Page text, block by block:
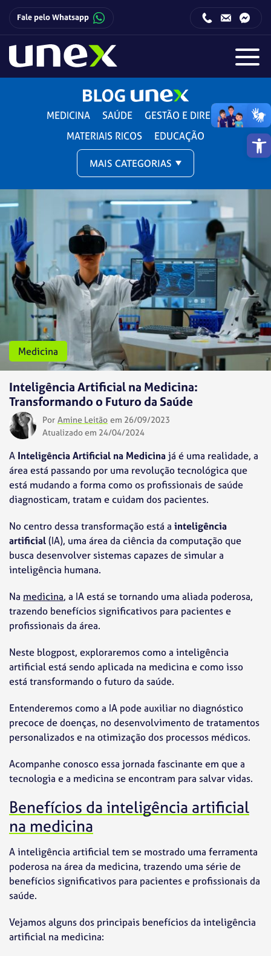
Barra
Fale pelo Whatsapp
MEDICINA SAÚDE
GESTÃO E DIREITO
MATERIAIS RICOS
EDUCAÇÃO
MAIS CATEGORIAS
Medicina
Inteligência Artificial na Medicina:
Transformando o Futuro da Saúde
Por Amine Leitão em 26/09/2023
Atualizado em 24/04/2024
A Inteligência Artificial na Medicinajá é uma realidade, a
área está passando por uma revolução tecnológica que
está mudando a forma como os profissionais de saúde
diagnosticam, tratam e cuidam dos pacientes.
No centro dessa transformação está a inteligência
artificial(IA), uma área da ciência da computação que
busca desenvolver sistemas capazes de simular a
inteligência humana.
Na medicina, a IA está se tornando uma aliada poderosa,
trazendo benefícios significativos para pacientes e
profissionais da área.
Neste blogpost, exploraremos como a inteligência
artificial está sendo aplicada na medicina e como isso
está transformando o futuro da saúde.
Entenderemos como a IA pode auxiliar no diagnóstico
precoce de doenças, no desenvolvimento de tratamentos
personalizados e na otimização dos processos médicos.
Acompanhe conosco essa jornada fascinante em que a
tecnologia e a medicina se encontram para salvar vidas.
Benefícios da inteligência artificial
na medicina
A inteligência artificial tem se mostrado uma ferramenta
poderosa na área da medicina, trazendo uma série de
benefícios significativos para pacientes e profissionais da
saúde.
Vejamos alguns dos principais benefícios da inteligência
artificial na medicina: